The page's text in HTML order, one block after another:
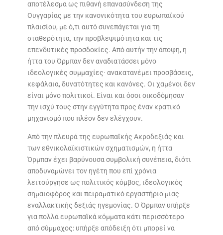
αποτέλεσμα ως πιθανή επανασύνδεση της
Ουγγαρίας με την κανονικότητα του ευρωπαϊκού
πλαισίου, με ό,τι αυτό συνεπάγεται για τη
σταθερότητα, την προβλεψιμότητα και τις
επενδυτικές προσδοκίες. Από αυτήν την άποψη, η
ήττα του Όρμπαν δεν αναδιατάσσει μόνο
ιδεολογικές συμμαχίες· ανακατανέμει προσβάσεις,
κεφάλαια, δυνατότητες και κανόνες. Οι χαμένοι δεν
είναι μόνο πολιτικοί. Είναι και όσοι οικοδόμησαν
την ισχύ τους στην εγγύτητα προς έναν κρατικό
μηχανισμό που πλέον δεν ελέγχουν.
Από την πλευρά της ευρωπαϊκής Ακροδεξιάς και
των εθνικολαϊκιστικών σχηματισμών, η ήττα
Όρμπαν έχει βαρύνουσα συμβολική συνέπεια, διότι
αποδυναμώνει τον ηγέτη που επί χρόνια
λειτούργησε ως πολιτικός κόμβος, ιδεολογικός
σημαιοφόρος και πειραματικό εργαστήριο μιας
εναλλακτικής δεξιάς ηγεμονίας. Ο Όρμπαν υπήρξε
για πολλά ευρωπαϊκά κόμματα κάτι περισσότερο
από σύμμαχος: υπήρξε απόδειξη ότι μπορεί να